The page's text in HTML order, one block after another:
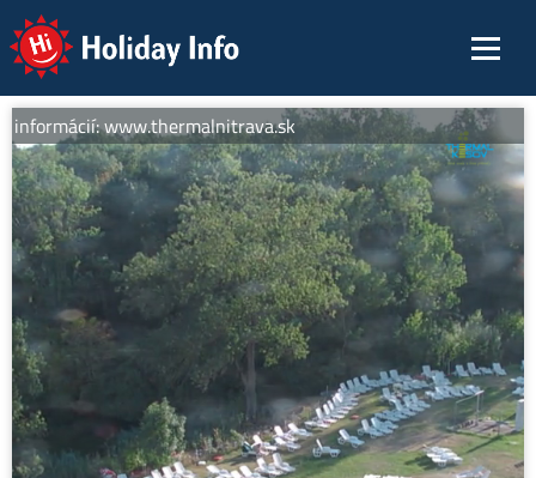
Holiday Info
www.thermalnitrava.sk